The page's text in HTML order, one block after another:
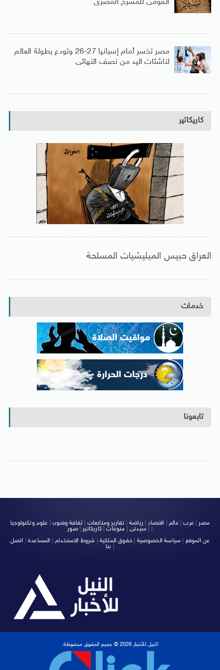
القومى للمسرح المصرى
مصر تخسر أمام إسبانيا 27-26 وتودع بطولة العالم
لناشئات اليد من نصف النهائى
كاريكاتير
العراق حبيس الميليشيات المسلحة
خدمات
تابعونا
مصر |عرب|عالم| اقتصاد| رياضة تقارير ومتابعات ثقافة وفنون| علوم وتكنولوجيا
سيدتى| منوعات|كاريكاتير |صور
عن الموقع
سياسة الخصوصية حقوق الملكية شروط الاستخدام المساعدة
اتصل
بنا
النيل للأخبار 2026 © جميع الحقوق محفوظة.